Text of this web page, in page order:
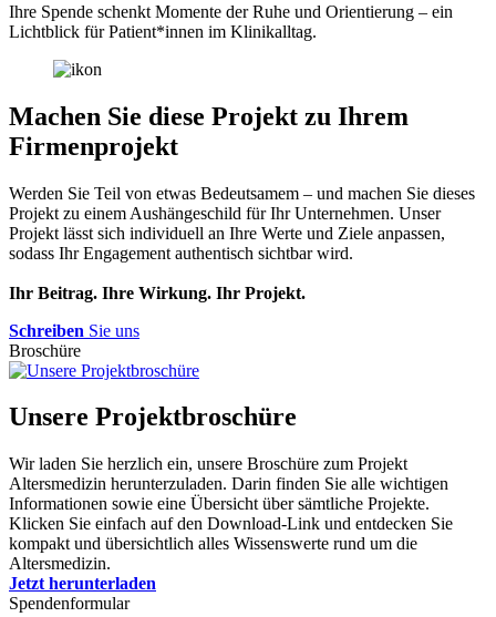
Ihre Spende schenkt Momente der Ruhe und Orientierung – ein
Lichtblick für Patient*innen im Klinikalltag.
Machen Sie diese Projekt zu Ihrem
Firmenprojekt
Werden Sie Teil von etwas Bedeutsamem – und machen Sie dieses
Projekt zu einem Aushängeschild für Ihr Unternehmen. Unser
Projekt lässt sich individuell an Ihre Werte und Ziele anpassen,
sodass Ihr Engagement authentisch sichtbar wird.
Ihr Beitrag. Ihre Wirkung. Ihr Projekt.
Schreiben Sie uns
Broschüre
Unsere Projektbroschüre
Wir laden Sie herzlich ein, unsere Broschüre zum Projekt
Altersmedizin herunterzuladen. Darin finden Sie alle wichtigen
Informationen sowie eine Übersicht über sämtliche Projekte.
Klicken Sie einfach auf den Download-Link und entdecken Sie
kompakt und übersichtlich alles Wissenswerte rund um die
Altersmedizin.
Jetzt herunterladen
Spendenformular